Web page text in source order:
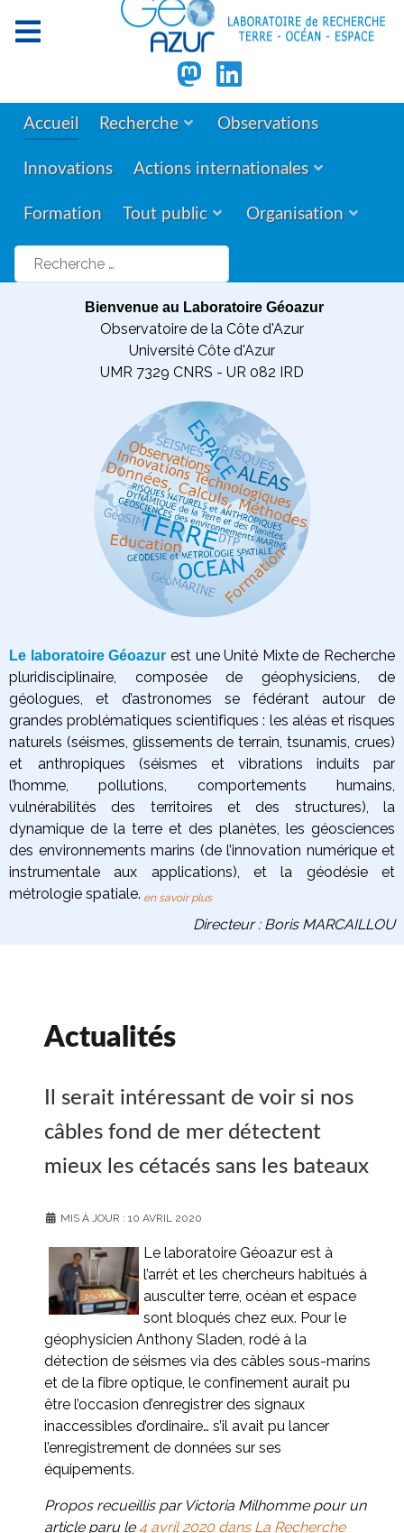
Accueil Recherche Observations
Innovations Actions internationales
Formation Tout public Organisation
Rechercher
Bienvenue au Laboratoire Géoazur
Observatoire de la Côte d'Azur
Université Côte d'Azur
UMR 7329 CNRS - UR 082 IRD
Le laboratoire Géoazur est une Unité Mixte de Recherche
pluridisciplinaire, composée de géophysiciens, de
géologues, et d’astronomes se fédérant autour de
grandes problématiques scientifiques : les aléas et risques
naturels (séismes, glissements de terrain, tsunamis, crues)
et anthropiques (séismes et vibrations induits par
l’homme, pollutions, comportements humains,
vulnérabilités des territoires et des structures), la
dynamique de la terre et des planètes, les géosciences
des environnements marins (de l’innovation numérique et
instrumentale aux applications), et la géodésie et
métrologie spatiale. en savoir plus
Directeur : Boris MARCAILLOU
Actualités
Il serait intéressant de voir si nos
câbles fond de mer détectent
mieux les cétacés sans les bateaux
MIS À JOUR : 10 AVRIL 2020
Le laboratoire Géoazur est à
l’arrêt et les chercheurs habitués à
ausculter terre, océan et espace
sont bloqués chez eux. Pour le
géophysicien Anthony Sladen, rodé à la
détection de séismes via des câbles sous-marins
et de la fibre optique, le confinement aurait pu
être l’occasion d’enregistrer des signaux
inaccessibles d’ordinaire… s’il avait pu lancer
l’enregistrement de données sur ses
équipements.
Propos recueillis par Victoria Milhommepour un
article paru le4 avril 2020 dans La Recherche